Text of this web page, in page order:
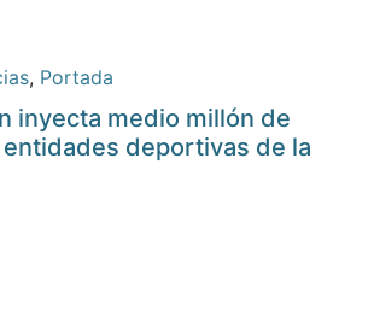
, Portada
inyecta medio millón de
deportivas de la